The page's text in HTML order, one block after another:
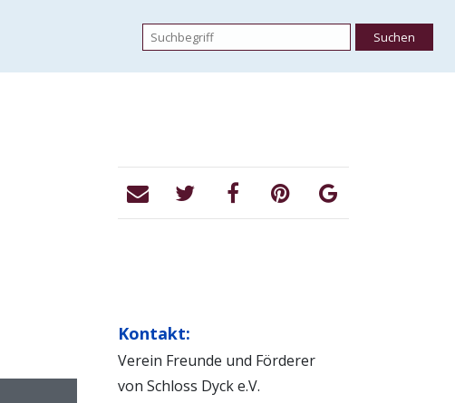
Kontakt:
Verein Freunde und Förderer
von Schloss Dyck e.V.